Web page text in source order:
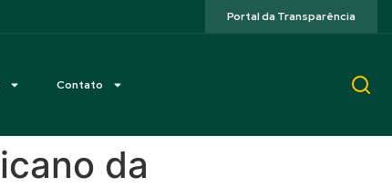
Portal da Transparência
Contato
da